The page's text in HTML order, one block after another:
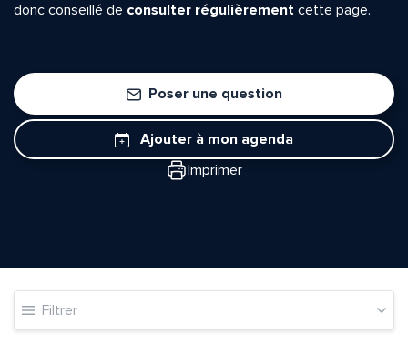
donc conseillé de consulter régulièrement cette page.
Poser une question
Ajouter à mon agenda
Imprimer
Filtrer